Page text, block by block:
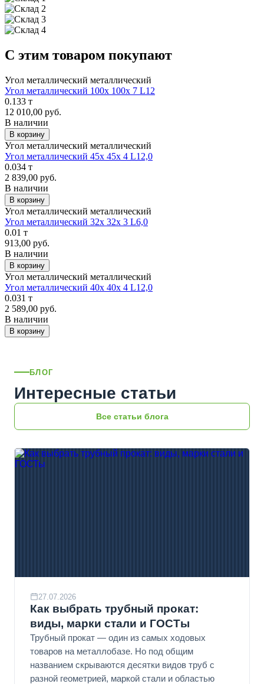
С этим товаром покупают
Угол металлический металлический
Угол металлический 100х 100х 7 L12
0.133 т
12 010,00 руб.
В наличии
В корзину
Угол металлический металлический
Угол металлический 45х 45х 4 L12,0
0.034 т
2 839,00 руб.
В наличии
В корзину
Угол металлический металлический
Угол металлический 32х 32х 3 L6,0
0.01 т
913,00 руб.
В наличии
В корзину
Угол металлический металлический
Угол металлический 40х 40х 4 L12,0
0.031 т
2 589,00 руб.
В наличии
В корзину
БЛОГ
Интересные статьи
Все статьи блога
27.07.2026
Как выбрать трубный прокат:
виды, марки стали и ГОСТы
Трубный прокат — один из самых ходовых
товаров на металлобазе. Но под общим
названием скрываются десятки видов труб с
разной геометрией, маркой стали и областью